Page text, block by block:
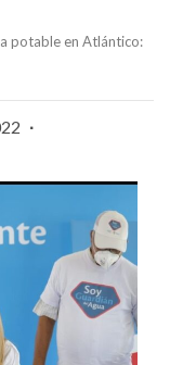
potable en Atlántico: